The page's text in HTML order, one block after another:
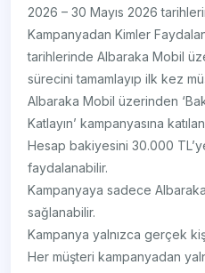
2026 – 30 Mayıs 2026
Kampanyadan Kimler
tarihlerinde Albaraka Mobil
sürecini tamamlayıp ilk kez
Albaraka Mobil üzerinden
Katlayın’ kampanyasına katılan,
Hesap bakiyesini 30.000
faydalanabilir.
Kampanyaya sadece
sağlanabilir.
Kampanya yalnızca gerçek
Her müşteri kampanyadan